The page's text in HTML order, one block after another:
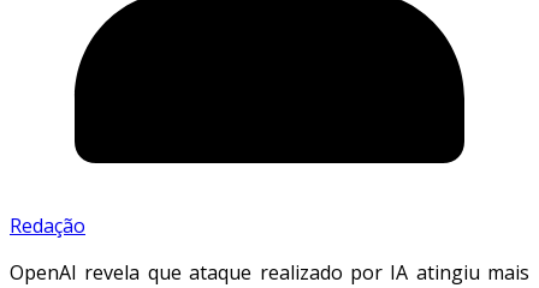
Redação
OpenAI revela que ataque realizado por IA atingiu mais